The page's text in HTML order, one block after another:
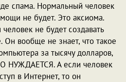
спама. Нормальный человек
не будет. Это аксиома.
не будет создавать
Он вообще не знает, что такое
за тысячу долларов,
НУЖДАЕТСЯ. А если человек
в Интернет, то он